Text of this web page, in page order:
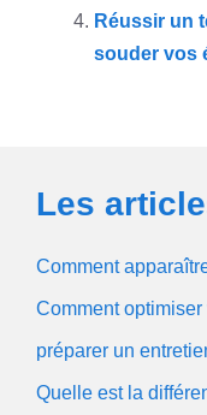
Réussir un
souder vos
Les
Comment
Comment
préparer un
Quelle est la